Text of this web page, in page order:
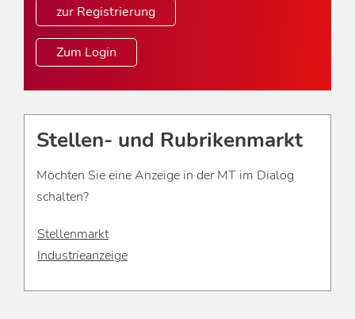
zur Registrierung
Zum Login
Stellen- und Rubrikenmarkt
Möchten Sie eine Anzeige in der MT im Dialog
schalten?
Stellenmarkt
Industrieanzeige